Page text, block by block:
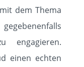
dem Thema
engagieren.
einen echten